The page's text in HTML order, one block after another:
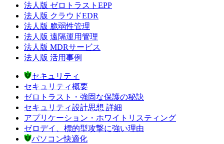
法人版 ゼロトラストEPP
法人版 クラウドEDR
法人版 脆弱性管理
法人版 遠隔運用管理
法人版 MDRサービス
法人版 活用事例
セキュリティ
セキュリティ概要
ゼロトラスト・強固な保護の秘訣
セキュリティ設計思想 詳細
アプリケーション・ホワイトリスティング
ゼロデイ、標的型攻撃に強い理由
パソコン快適化